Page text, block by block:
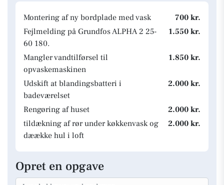
Montering af ny bordplade med vask
700 kr.
Fejlmelding på Grundfos ALPHA 2 25-
60 180.
1.550 kr.
Mangler vandtilførsel til
opvaskemaskinen
1.850 kr.
Udskift at blandingsbatteri i
badeværelset
2.000 kr.
Rengøring af huset
2.000 kr.
tildækning af rør under køkkenvask og
dæække hul i loft
2.000 kr.
Opret en opgave